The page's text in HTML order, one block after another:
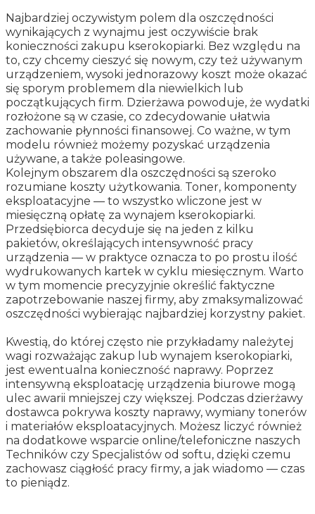
Najbardziej oczywistym polem dla oszczędności
wynikających z wynajmu jest oczywiście brak
konieczności zakupu kserokopiarki. Bez względu na
to, czy chcemy cieszyć się nowym, czy też używanym
urządzeniem, wysoki jednorazowy koszt może okazać
się sporym problemem dla niewielkich lub
początkujących firm. Dzierżawa powoduje, że wydatki
rozłożone są w czasie, co zdecydowanie ułatwia
zachowanie płynności finansowej. Co ważne, w tym
modelu również możemy pozyskać urządzenia
używane, a także poleasingowe.
Kolejnym obszarem dla oszczędności są szeroko
rozumiane koszty użytkowania. Toner, komponenty
eksploatacyjne — to wszystko wliczone jest w
miesięczną opłatę za wynajem kserokopiarki.
Przedsiębiorca decyduje się na jeden z kilku
pakietów, określających intensywność pracy
urządzenia — w praktyce oznacza to po prostu ilość
wydrukowanych kartek w cyklu miesięcznym. Warto
w tym momencie precyzyjnie określić faktyczne
zapotrzebowanie naszej firmy, aby zmaksymalizować
oszczędności wybierając najbardziej korzystny pakiet.
Kwestią, do której często nie przykładamy należytej
wagi rozważając zakup lub wynajem kserokopiarki,
jest ewentualna konieczność naprawy. Poprzez
intensywną eksploatację urządzenia biurowe mogą
ulec awarii mniejszej czy większej. Podczas dzierżawy
dostawca pokrywa koszty naprawy, wymiany tonerów
i materiałów eksploatacyjnych. Możesz liczyć również
na dodatkowe wsparcie online/telefoniczne naszych
Techników czy Specjalistów od softu, dzięki czemu
zachowasz ciągłość pracy firmy, a jak wiadomo — czas
to pieniądz.